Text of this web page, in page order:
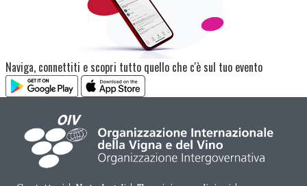
Naviga, connettiti e scopri tutto quello che c'è sul tuo evento